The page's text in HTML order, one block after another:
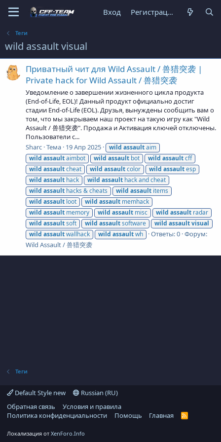
Вход Регистрация
Теги
wild assault visual
Приватный чит для Wild Assault / 兽猎突袭 |
Private hack for Wild Assault / 兽猎突袭
Уведомление о завершении жизненного цикла продукта
(End-of-Life, EOL)! Данный продукт официально достиг
стадии End-of-Life (EOL). Друзья, вынуждены сообщить вам о
том, что мы закрываем наш проект на такую игру как "Wild
Assault / 兽猎突袭". Продажа и Активация ключей отключены.
Пользователи с...
Sharc Тема 19 Апр 2025 wild assaultaim
wild assaultaimbot wild assault bot wild assaultcff
wild assaultcheat wild assaultcolor wild assaultesp
wild assault hack wild assault hack and cheat
wild assault hacks & cheats wild assault items
wild assault loot wild assault memhack
wild assault memory wild assault misc wild assault radar
wild assaultsoft wild assaultsoftware wild assaultvisual
wild assaultwallhack wild assaultwh Ответы: 0 Форум:
Wild Assault / 兽猎突袭
Теги
Default Style new
Russian (RU)
Обратная связь
Условия и правила
Политика конфиденциальности
Помощь Главная
R
Локализация от XenForo.Info